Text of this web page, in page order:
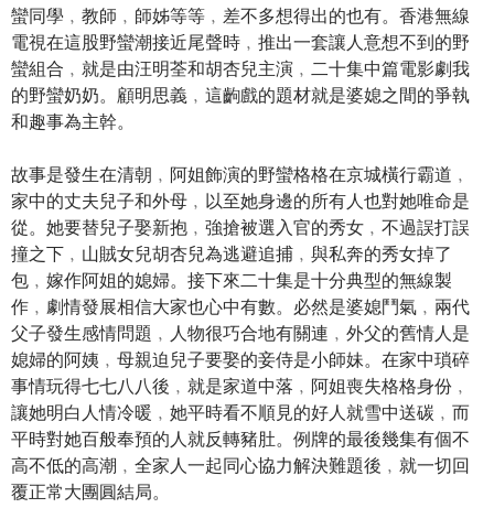
蠻同學﹐教師﹐師姊等等﹐差不多想得出的也有。香港無線
電視在這股野蠻潮接近尾聲時﹐推出一套讓人意想不到的野
蠻組合﹐就是由汪明荃和胡杏兒主演﹐二十集中篇電影劇我
的野蠻奶奶。顧明思義﹐這齣戲的題材就是婆媳之間的爭執
和趣事為主幹。
故事是發生在清朝﹐阿姐飾演的野蠻格格在京城橫行霸道﹐
家中的丈夫兒子和外母﹐以至她身邊的所有人也對她唯命是
從。她要替兒子娶新抱﹐強搶被選入官的秀女﹐不過誤打誤
撞之下﹐山賊女兒胡杏兒為逃避追捕﹐與私奔的秀女掉了
包﹐嫁作阿姐的媳婦。接下來二十集是十分典型的無線製
作﹐劇情發展相信大家也心中有數。必然是婆媳鬥氣﹐兩代
父子發生感情問題﹐人物很巧合地有關連﹐外父的舊情人是
媳婦的阿姨﹐母親迫兒子要娶的妾侍是小師妹。在家中瑣碎
事情玩得七七八八後﹐就是家道中落﹐阿姐喪失格格身份﹐
讓她明白人情冷暖﹐她平時看不順見的好人就雪中送碳﹐而
平時對她百般奉預的人就反轉豬肚。例牌的最後幾集有個不
高不低的高潮﹐全家人一起同心協力解決難題後﹐就一切回
覆正常大團圓結局。